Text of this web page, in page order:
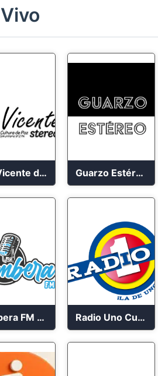
San Vicente de Chucuri 91.2 FM Guarzo Estéreo 24/7
Rumbera FM en vivo 24/7 Radio Uno Cucuta 91.7 FM